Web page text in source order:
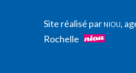
Site réalisé parNIOU,
Rochelle